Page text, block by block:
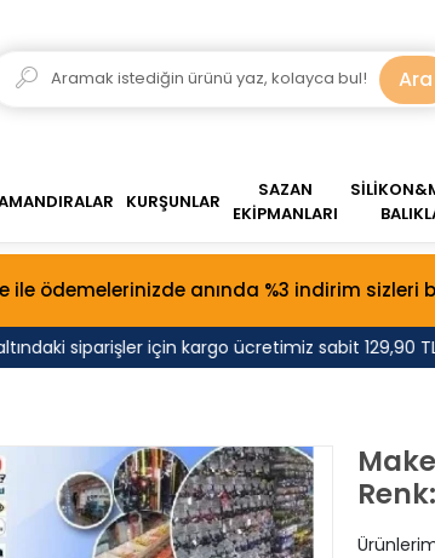
ile ödemelerinizde anında %3 indirim sizleri
siparişler için kargo ücretimiz sabit 129,90 TL dir.
Ara
KURŞUNLAR
SAZAN
EKİPMANLARI